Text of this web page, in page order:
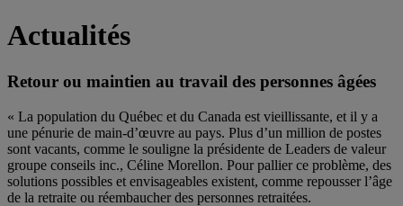
Actualités
Retour ou maintien au travail des personnes âgées
« La population du Québec et du Canada est vieillissante, et il y a
une pénurie de main-d’œuvre au pays. Plus d’un million de postes
sont vacants, comme le souligne la présidente de Leaders de valeur
groupe conseils inc., Céline Morellon. Pour pallier ce problème, des
solutions possibles et envisageables existent, comme repousser l’âge
de la retraite ou réembaucher des personnes retraitées.